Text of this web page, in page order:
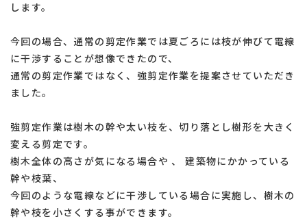
します。
今回の場合、通常の剪定作業では夏ごろには枝が伸びて電線
に干渉することが想像できたので、
通常の剪定作業ではなく、強剪定作業を提案させていただき
ました。
強剪定作業は樹木の幹や太い枝を、切り落とし樹形を大きく
変える剪定です。
樹木全体の高さが気になる場合や 、 建築物にかかっている
幹や枝葉、
今回のような電線などに干渉している場合に実施し、樹木の
幹や枝を小さくする事ができます。